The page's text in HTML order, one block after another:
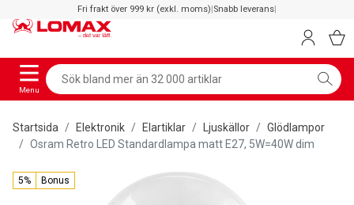
Fri frakt över 999 kr (exkl. moms)|Snabb leverans|
Menu
Startsida Elektronik Elartiklar Ljuskällor
Glödlampor
Osram Retro LED Standardlampa matt E27, 5W=40W dim
5% Bonus